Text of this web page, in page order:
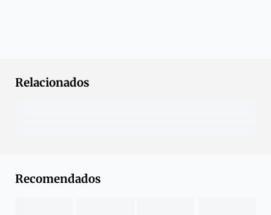
Relacionados
Recomendados